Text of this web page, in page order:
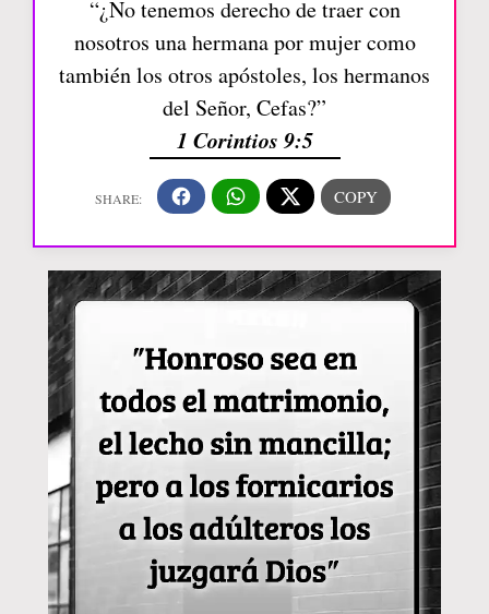
“¿No tenemos derecho de traer con
nosotros una hermana por mujer como
también los otros apóstoles, los hermanos
del Señor, Cefas?”
1 Corintios 9:5